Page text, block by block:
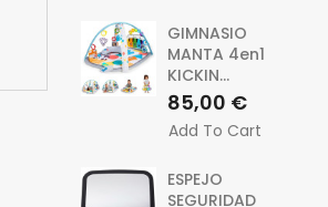
GIMNASIO
MANTA 4en1
KICKIN...
Precio
85,00 €
Add To Cart
ESPEJO
SEGURIDAD